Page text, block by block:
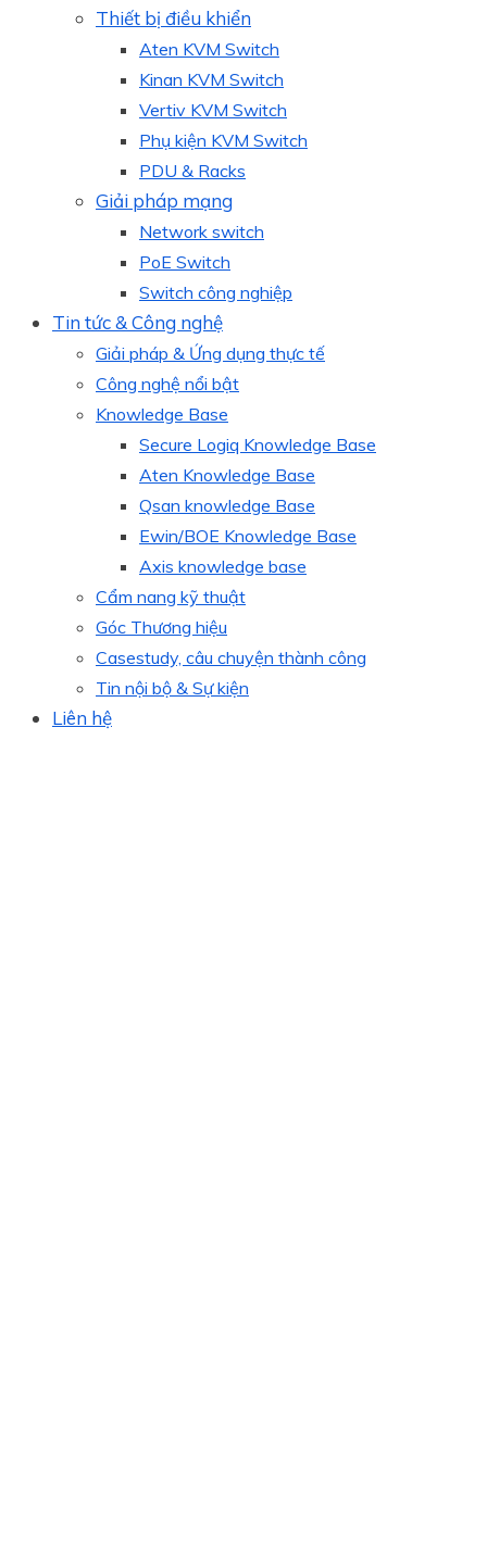
Thiết bị điều khiển
Aten KVM Switch
Kinan KVM Switch
Vertiv KVM Switch
Phụ kiện KVM Switch
PDU & Racks
Giải pháp mạng
Network switch
PoE Switch
Switch công nghiệp
Tin tức & Công nghệ
Giải pháp & Ứng dụng thực tế
Công nghệ nổi bật
Knowledge Base
Secure Logiq Knowledge Base
Aten Knowledge Base
Qsan knowledge Base
Ewin/BOE Knowledge Base
Axis knowledge base
Cẩm nang kỹ thuật
Góc Thương hiệu
Casestudy, câu chuyện thành công
Tin nội bộ & Sự kiện
Liên hệ